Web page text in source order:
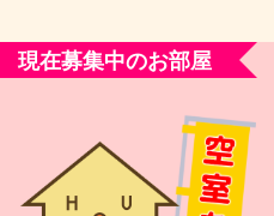
現在募集中のお部屋